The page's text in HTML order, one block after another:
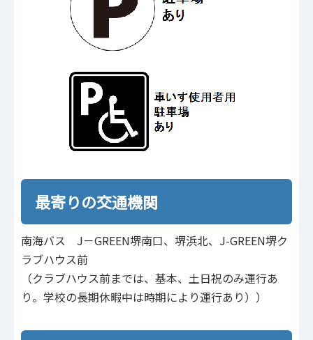
最寄りの交通機関
南海バス J－GREEN堺南口、堺浜北、J-GREEN堺ク
ラブハウス前
（クラブハウス前までは、基本、土日祝のみ運行あ
り。学校の長期休暇中は時期により運行あり））